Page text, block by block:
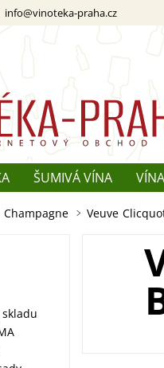
info@vinoteka-praha.cz
ŠUMIVÁ VÍNA VÍNA
O ŠAMPAŇSKÉM
Champagne Veuve